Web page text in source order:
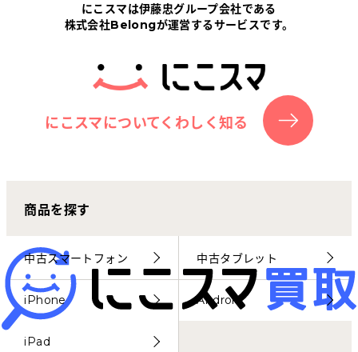
にこスマについて
サポートセンター
お客さまの声
にこスマ通信
マイページ
にこスマは伊藤忠グループ会社である
株式会社Belongが運営するサービスです。
にこスマについてくわしく知る
商品を探す
中古スマートフォン 中古タブレット
iPhone Android
iPad